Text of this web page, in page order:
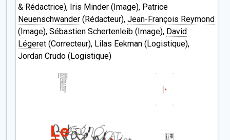
& Rédactrice), Iris Minder (Image), Patrice
Neuenschwander (Rédacteur), Jean-François Reymond
(Image), Sébastien Schertenleib (Image), David
Légeret (Correcteur), Lilas Eekman (Logistique),
Jordan Crudo (Logistique)